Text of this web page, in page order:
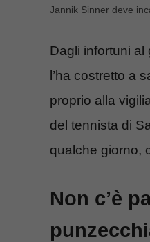
Jannik Sinner deve
Dagli infortuni al
l’ha costretto a
proprio alla
del tennista di
qualche giorno,
Non c’è